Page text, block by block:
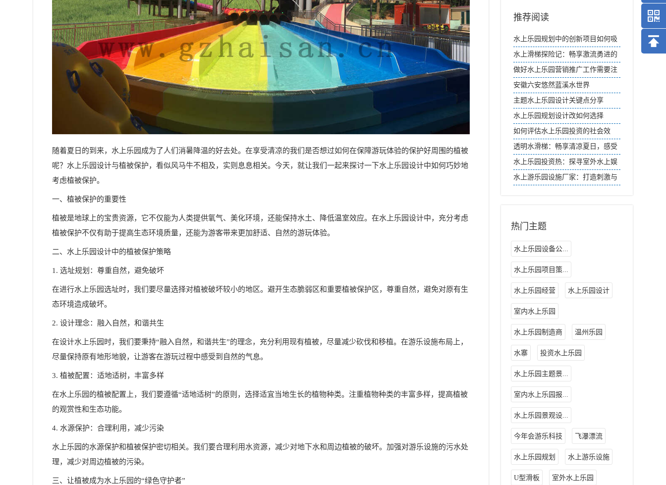
随着夏日的到来，水上乐园成为了人们消暑降温的好去处。在享受清凉的我们是否想过如何在保障游玩体验的保护好周围的植被
呢？水上乐园设计与植被保护，看似风马牛不相及，实则息息相关。今天，就让我们一起来探讨一下水上乐园设计中如何巧妙地
考虑植被保护。
一、植被保护的重要性
植被是地球上的宝贵资源，它不仅能为人类提供氧气、美化环境，还能保持水土、降低温室效应。在水上乐园设计中，充分考虑
植被保护不仅有助于提高生态环境质量，还能为游客带来更加舒适、自然的游玩体验。
二、水上乐园设计中的植被保护策略
1. 选址规划：尊重自然，避免破坏
在进行水上乐园选址时，我们要尽量选择对植被破坏较小的地区。避开生态脆弱区和重要植被保护区，尊重自然，避免对原有生
态环境造成破坏。
2. 设计理念：融入自然，和谐共生
在设计水上乐园时，我们要秉持“融入自然，和谐共生”的理念，充分利用现有植被，尽量减少砍伐和移植。在游乐设施布局上，
尽量保持原有地形地貌，让游客在游玩过程中感受到自然的气息。
3. 植被配置：适地适树，丰富多样
在水上乐园的植被配置上，我们要遵循“适地适树”的原则，选择适宜当地生长的植物种类。注重植物种类的丰富多样，提高植被
的观赏性和生态功能。
4. 水源保护：合理利用，减少污染
水上乐园的水源保护和植被保护密切相关。我们要合理利用水资源，减少对地下水和周边植被的破坏。加强对游乐设施的污水处
理，减少对周边植被的污染。
三、让植被成为水上乐园的“绿色守护者”
推荐阅读
水上乐园规划中的创新项目如何吸
引游客参与度？
水上滑梯探险记：畅享激流勇进的
快感
做好水上乐园营销推广工作需要注
意哪些方面？
安徽六安悠然蓝溪水世界
主题水上乐园设计关键点分享
水上乐园规划设计改如何选择
如何评估水上乐园投资的社会效
益？
透明水滑梯：畅享清凉夏日，感受
惊险刺激
水上乐园投资热：探寻室外水上娱
乐市场新机遇
水上游乐园设施厂家：打造刺激与
热门主题
水上乐园设备公...
水上乐园项目策...
水上乐园经营 水上乐园设计
室内水上乐园
水上乐园制造商 温州乐园
水寨 投资水上乐园
水上乐园主题景...
室内水上乐园报...
水上乐园景观设...
今年会游乐科技 飞瀑漂流
水上乐园规划 水上游乐设施
U型滑板 室外水上乐园